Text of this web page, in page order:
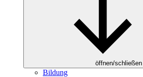
öffnen/schließen
Bildung